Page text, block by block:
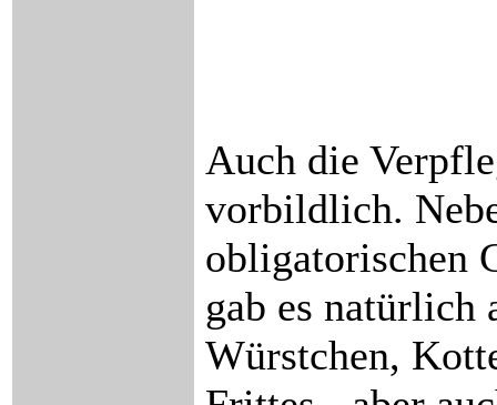
Auch die
vorbildlich.
obligatorischen
gab es natürlich
Würstchen,